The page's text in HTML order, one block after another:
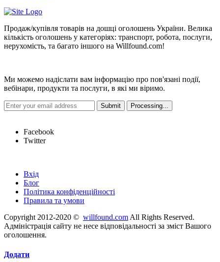
Продаж/купівля товарів на дошці оголошень України. Велика
кількість оголошень у категоріях: транспорт, робота, послуги,
нерухомість, та багато іншого на Willfound.com!
Ми можемо надіслати вам інформацію про пов'язані події,
вебінари, продукти та послуги, в які ми віримо.
Facebook
Twitter
Вхід
Блог
Політика конфіденційності
Правила та умови
Copyright 2012-2020 © willfound.comAll Rights Reserved.
Адміністрація сайту не несе відповідальності за зміст Вашого
оголошення.
Додати